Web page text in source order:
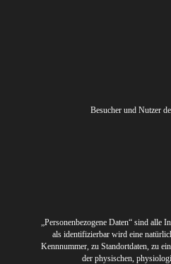
Besucher und Nutzer
„Personenbezogene Daten“ sind alle
als identifizierbar wird eine
Kennnummer, zu Standortdaten, zu
der physischen,